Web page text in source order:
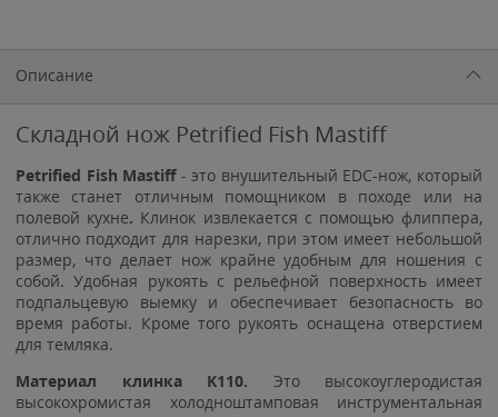
Описание
Складной нож Petrified Fish Mastiff
Petrified Fish Mastiff- это внушительный EDC-нож, который
также станет отличным помощником в походе или на
полевой кухне. Клинок извлекается с помощью флиппера,
отлично подходит для нарезки, при этом имеет небольшой
размер, что делает нож крайне удобным для ношения с
собой. Удобная рукоять с рельефной поверхность имеет
подпальцевую выемку и обеспечивает безопасность во
время работы. Кроме того рукоять оснащена отверстием
для темляка.
Материал клинка K110. Это высокоуглеродистая
высокохромистая холодноштамповая инструментальная